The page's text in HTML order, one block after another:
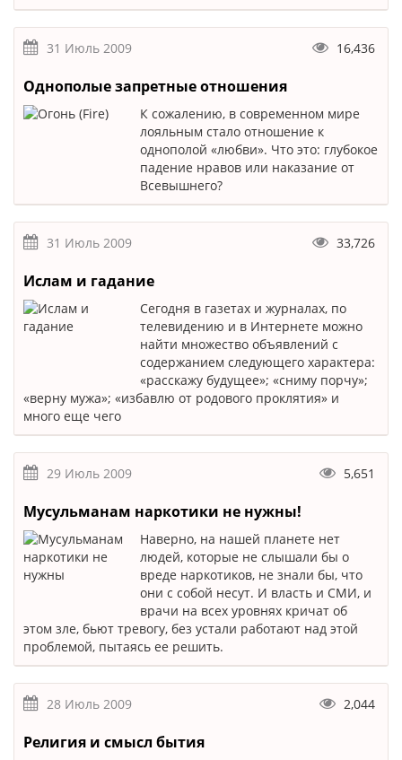
31 Июль 2009 16,436
Однополые запретные отношения
К сожалению, в современном мире
лояльным стало отношение к
однополой «любви». Что это: глубокое
падение нравов или наказание от
Всевышнего?
31 Июль 2009 33,726
Ислам и гадание
Сегодня в газетах и журналах, по
телевидению и в Интернете можно
найти множество объявлений с
содержанием следующего характера:
«расскажу будущее»; «сниму порчу»;
«верну мужа»; «избавлю от родового проклятия» и
много еще чего
29 Июль 2009 5,651
Мусульманам наркотики не нужны!
Наверно, на нашей планете нет
людей, которые не слышали бы о
вреде наркотиков, не знали бы, что
они с собой несут. И власть и СМИ, и
врачи на всех уровнях кричат об
этом зле, бьют тревогу, без устали работают над этой
проблемой, пытаясь ее решить.
28 Июль 2009 2,044
Религия и смысл бытия